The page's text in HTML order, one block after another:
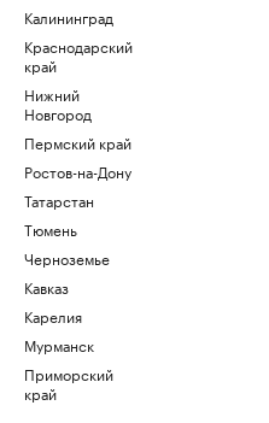
Калининград
Краснодарский
край
Нижний
Новгород
Пермский край
Ростов-на-Дону
Татарстан
Тюмень
Черноземье
Кавказ
Карелия
Мурманск
Приморский
край